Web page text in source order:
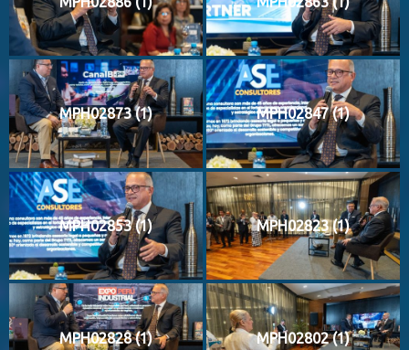
MPH02873 (1) MPH02847 (1)
MPH02853 (1) MPH02823 (1)
MPH02828 (1) MPH02802 (1)